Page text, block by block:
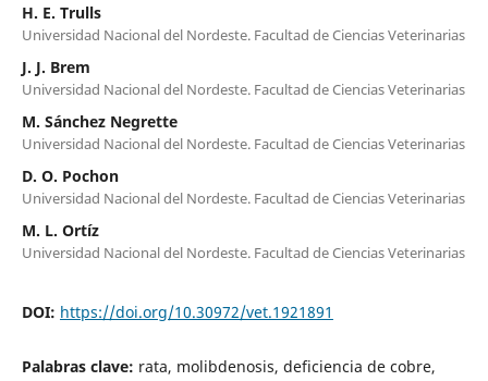
H. E. Trulls
Universidad Nacional del Nordeste. Facultad de Ciencias Veterinarias
J. J. Brem
Universidad Nacional del Nordeste. Facultad de Ciencias Veterinarias
M. Sánchez Negrette
Universidad Nacional del Nordeste. Facultad de Ciencias Veterinarias
D. O. Pochon
Universidad Nacional del Nordeste. Facultad de Ciencias Veterinarias
M. L. Ortíz
Universidad Nacional del Nordeste. Facultad de Ciencias Veterinarias
DOI: https://doi.org/10.30972/vet.1921891
Palabras clave: rata, molibdenosis, deficiencia de cobre,